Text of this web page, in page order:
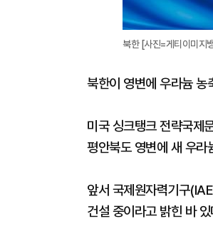
북한 [사진=게티이미지
북한이 영변에 우라늄 농
미국 싱크탱크 전략국제
평안북도 영변에 새 우라
앞서 국제원자력기구
건설 중이라고 밝힌 바